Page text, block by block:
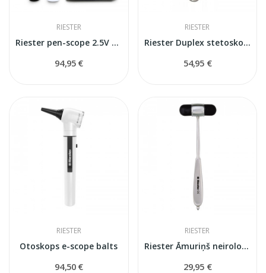
RIESTER
Riester pen-scope 2.5V Otoskops
94,95 €
RIESTER
Riester Duplex stetoskops
54,95 €
RIESTER
Otoskops e-scope balts
94,50 €
RIESTER
Riester Āmuriņš neirologiskais Dejerine
29,95 €